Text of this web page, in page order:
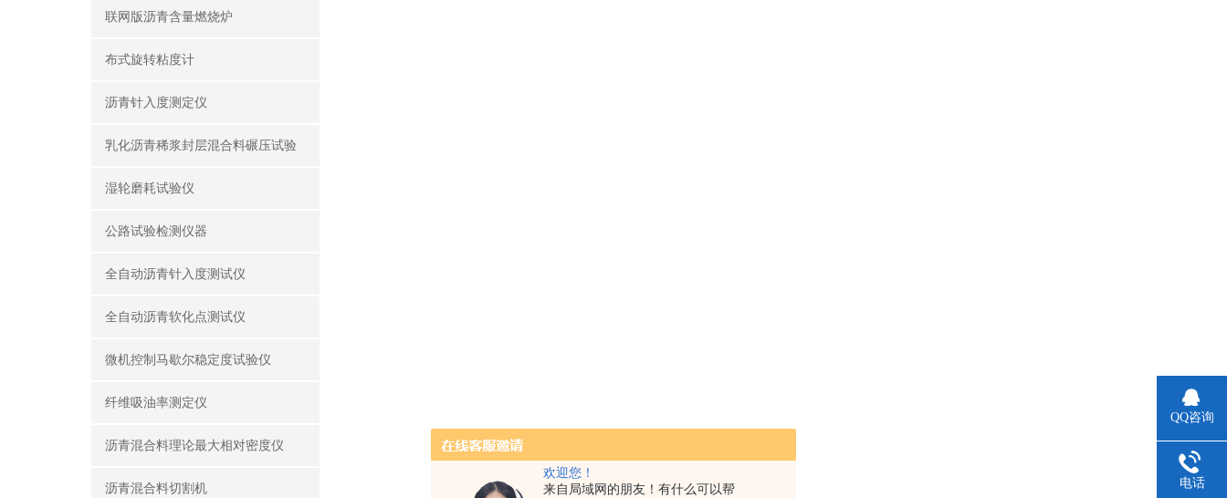
欢迎您！
来自局域网的朋友！有什么可以帮
联网版沥青含量燃烧炉
布式旋转粘度计
沥青针入度测定仪
乳化沥青稀浆封层混合料碾压试验
湿轮磨耗试验仪
公路试验检测仪器
全自动沥青针入度测试仪
全自动沥青软化点测试仪
微机控制马歇尔稳定度试验仪
纤维吸油率测定仪
沥青混合料理论最大相对密度仪
沥青混合料切割机
QQ咨询
电话